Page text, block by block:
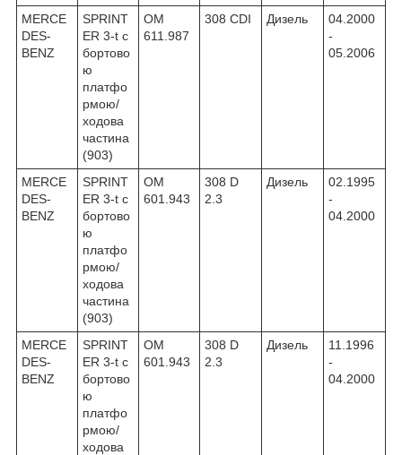
MERCE
DES-
BENZ
SPRINT
ER 3-t c
бортово
ю
платфо
рмою/
ходова
частина
(903)
OM
611.987
308 CDI Дизель
04.2000
-
05.2006
MERCE
DES-
BENZ
SPRINT
ER 3-t c
бортово
ю
платфо
рмою/
ходова
частина
(903)
OM
601.943
308 D
2.3
Дизель
02.1995
-
04.2000
MERCE
DES-
BENZ
SPRINT
ER 3-t c
бортово
ю
платфо
рмою/
ходова
OM
601.943
308 D
2.3
Дизель
11.1996
-
04.2000